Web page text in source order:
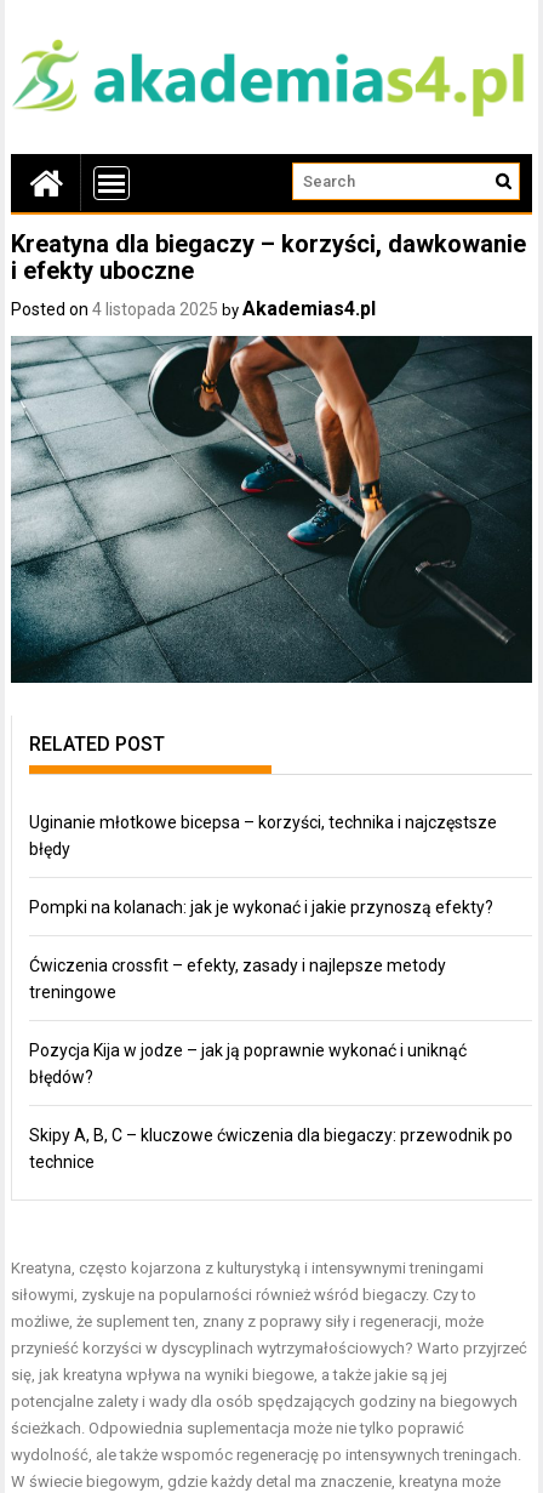
Kreatyna dla biegaczy – korzyści, dawkowanie
i efekty uboczne
Posted on4 listopada 2025 byAkademias4.pl
RELATED POST
Uginanie młotkowe bicepsa – korzyści, technika i najczęstsze
błędy
Pompki na kolanach: jak je wykonać i jakie przynoszą efekty?
Ćwiczenia crossfit – efekty, zasady i najlepsze metody
treningowe
Pozycja Kija w jodze – jak ją poprawnie wykonać i uniknąć
błędów?
Skipy A, B, C – kluczowe ćwiczenia dla biegaczy: przewodnik po
technice
Kreatyna, często kojarzona z kulturystyką i intensywnymitreningami
siłowymi, zyskuje na popularności również wśród biegaczy. Czy to
możliwe, że suplement ten, znany z poprawy siły i regeneracji, może
przynieść korzyści w dyscyplinach wytrzymałościowych? Warto przyjrzeć
się, jak kreatyna wpływa na wyniki biegowe, a także jakie są jej
potencjalne zalety i wady dla osób spędzających godziny na biegowych
ścieżkach. Odpowiednia suplementacja może nie tylko poprawić
wydolność, ale także wspomóc regenerację po intensywnych treningach.
W świecie biegowym, gdzie każdy detal ma znaczenie, kreatyna może